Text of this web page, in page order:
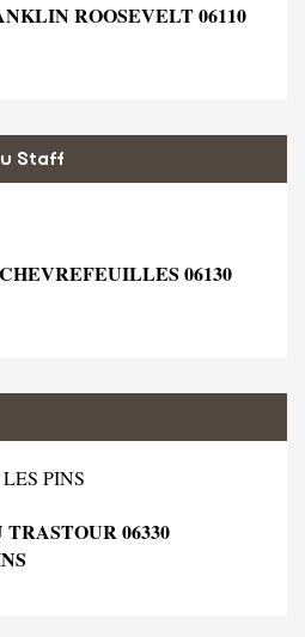
ROOSEVELT 06110
Staff
06130
PINS
06330